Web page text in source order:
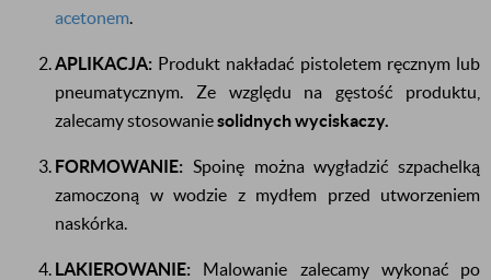
acetonem.
APLIKACJA: Produkt nakładać pistoletem ręcznym lub
pneumatycznym. Ze względu na gęstość produktu,
zalecamy stosowaniesolidnych wyciskaczy.
FORMOWANIE: Spoinę można wygładzić szpachelką
zamoczoną w wodzie z mydłem przed utworzeniem
naskórka.
LAKIEROWANIE: Malowanie zalecamy wykonać po